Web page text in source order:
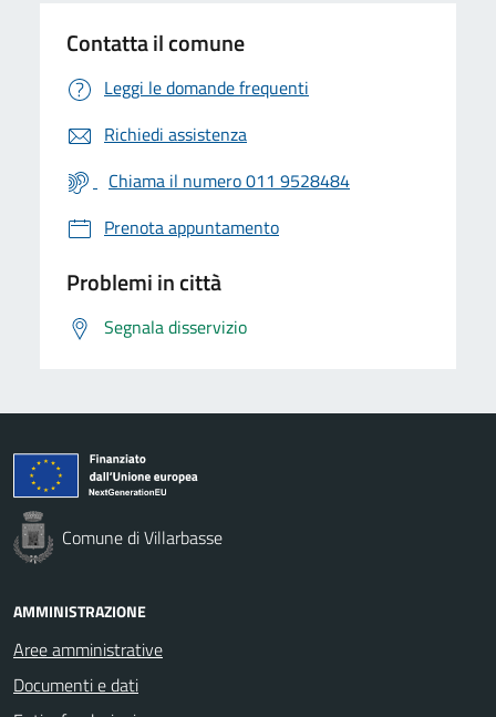
Contatta il comune
Leggi le domande frequenti
Richiedi assistenza
Chiama il numero 011 9528484
Prenota appuntamento
Problemi in città
Segnala disservizio
Comune di Villarbasse
AMMINISTRAZIONE
Aree amministrative
Documenti e dati